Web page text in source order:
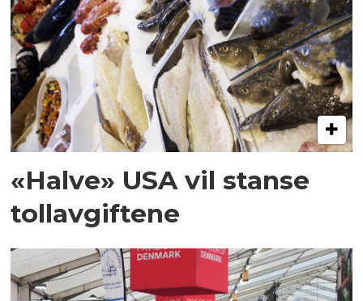
«Halve» USA vil stanse
tollavgiftene